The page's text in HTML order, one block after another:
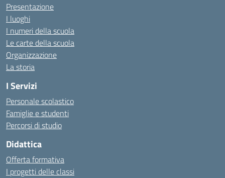
Presentazione
I luoghi
I numeri della scuola
Le carte della scuola
Organizzazione
La storia
I Servizi
Personale scolastico
Famiglie e studenti
Percorsi di studio
Didattica
Offerta formativa
I progetti delle classi